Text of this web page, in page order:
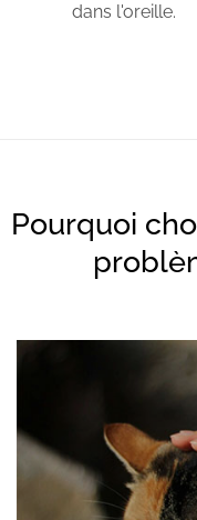
dans l'oreille.
Pourquoi